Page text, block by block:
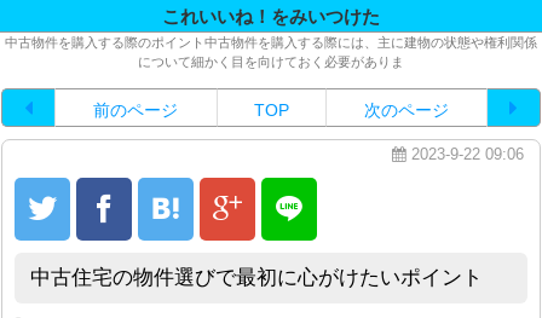
これいいね！をみいつけた
中古物件を購入する際のポイント中古物件を購入する際には、主に建物の状態や権利関係
について細かく目を向けておく必要がありま
前のページ TOP 次のページ
2023-9-22 09:06
中古住宅の物件選びで最初に心がけたいポイント